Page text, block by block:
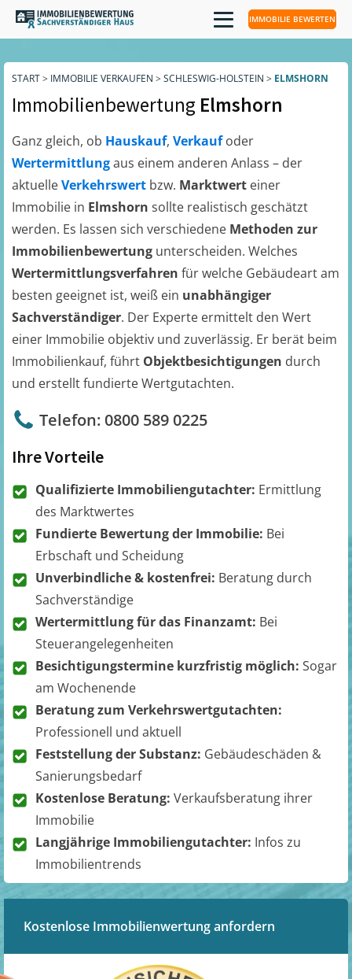
IMMOBILIE BEWERTEN
START> IMMOBILIE VERKAUFEN > SCHLESWIG-HOLSTEIN > ELMSHORN
Immobilienbewertung Elmshorn
Ganz gleich, ob Hauskauf, Verkaufoder
Wertermittlungaus einem anderen Anlass – der
aktuelleVerkehrswert bzw. Marktwert einer
Immobilie in Elmshorn sollte realistisch geschätzt
werden. Es lassen sich verschiedene Methoden zur
Immobilienbewertung unterscheiden. Welches
Wertermittlungsverfahren für welche Gebäudeart am
besten geeignet ist, weiß ein unabhängiger
Sachverständiger. Der Experte ermittelt den Wert
einer Immobilie objektiv und zuverlässig. Er berät beim
Immobilienkauf, führt Objektbesichtigungen durch
und erstellt fundierte Wertgutachten.
Telefon: 0800 589 0225
Ihre Vorteile
Qualifizierte Immobiliengutachter: Ermittlung
des Marktwertes
Fundierte Bewertung der Immobilie: Bei
Erbschaft und Scheidung
Unverbindliche & kostenfrei: Beratung durch
Sachverständige
Wertermittlung für das Finanzamt: Bei
Steuerangelegenheiten
Besichtigungstermine kurzfristig möglich: Sogar
am Wochenende
Beratung zum Verkehrswertgutachten:
Professionell und aktuell
Feststellung der Substanz: Gebäudeschäden &
Sanierungsbedarf
Kostenlose Beratung: Verkaufsberatung ihrer
Immobilie
Langjährige Immobiliengutachter: Infos zu
Immobilientrends
Kostenlose Immobilienwertung anfordern